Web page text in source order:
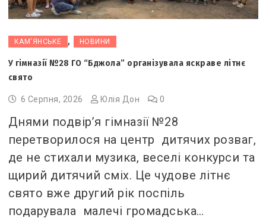
КАМ'ЯНСЬКЕ , НОВИНИ
У гімназії №28 ГО “Бджола” організувала яскраве літнє
свято
6 Серпня, 2026 Юлія Дон 0
Днями подвір’я гімназії №28
перетворилося на центр дитячих розваг,
де не стихали музика, веселі конкурси та
щирий дитячий сміх. Це чудове літнє
свято вже другий рік поспіль
подарувала малечі громадська…